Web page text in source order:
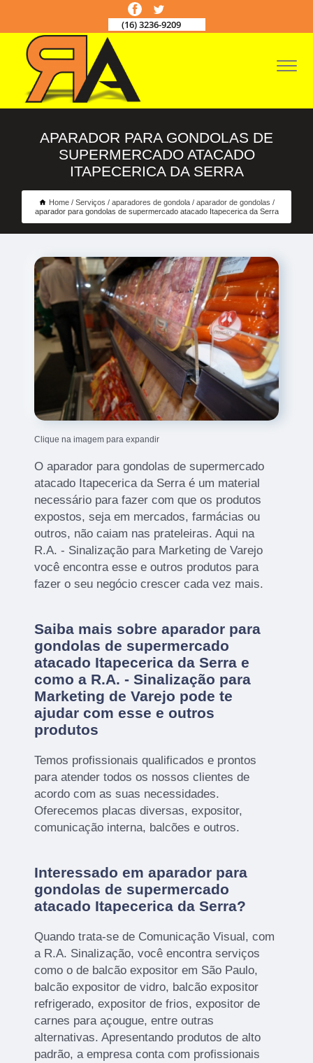
(16) 3236-9209
APARADOR PARA GONDOLAS DE
SUPERMERCADO ATACADO
ITAPECERICA DA SERRA
Home Serviços aparadores de gondola
aparador de gondolas
aparador para gondolas de supermercado atacado Itapecerica da Serra
Clique na imagem para expandir
O aparador para gondolas de supermercado
atacado Itapecerica da Serra é um material
necessário para fazer com que os produtos
expostos, seja em mercados, farmácias ou
outros, não caiam nas prateleiras. Aqui na
R.A. - Sinalização para Marketing de Varejo
você encontra esse e outros produtos para
fazer o seu negócio crescer cada vez mais.
Saiba mais sobre aparador para
gondolas de supermercado
atacado Itapecerica da Serra e
como a R.A. - Sinalização para
Marketing de Varejo pode te
ajudar com esse e outros
produtos
Temos profissionais qualificados e prontos
para atender todos os nossos clientes de
acordo com as suas necessidades.
Oferecemos placas diversas, expositor,
comunicação interna, balcões e outros.
Interessado em aparador para
gondolas de supermercado
atacado Itapecerica da Serra?
Quando trata-se de Comunicação Visual, com
a R.A. Sinalização, você encontra serviços
como o de balcão expositor em São Paulo,
balcão expositor de vidro, balcão expositor
refrigerado, expositor de frios, expositor de
carnes para açougue, entre outras
alternativas. Apresentando produtos de alto
padrão, a empresa conta com profissionais